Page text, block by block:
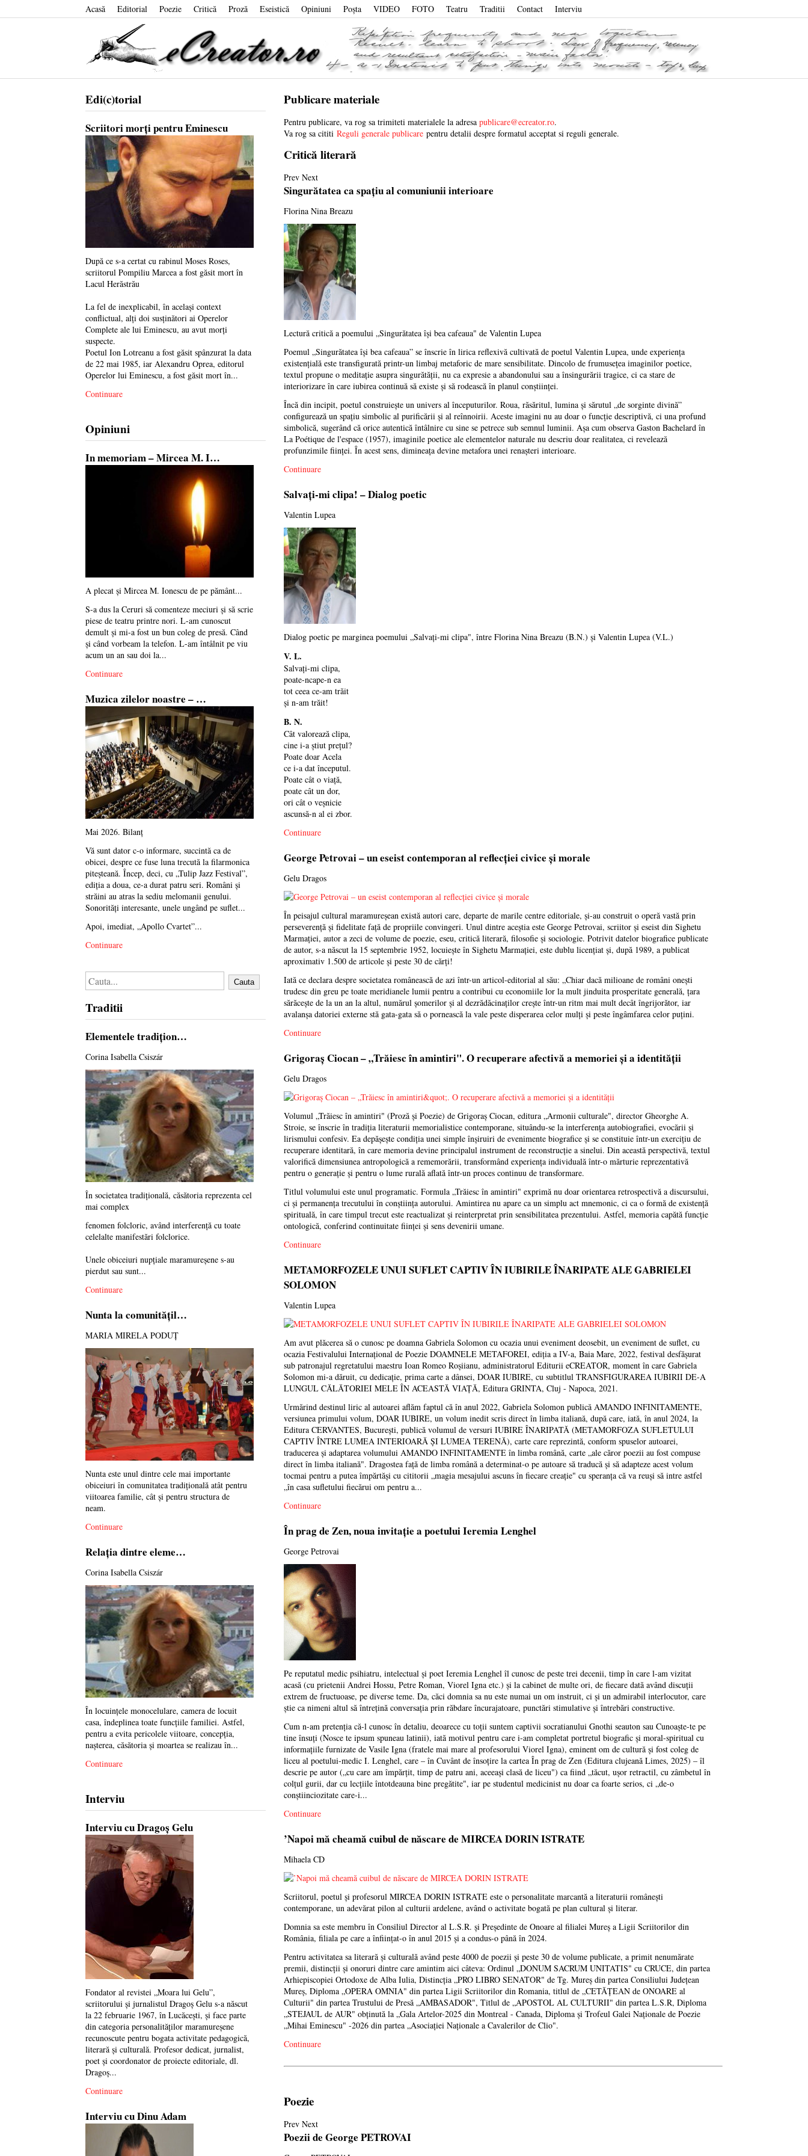
Acasă Editorial Poezie Critică Proză Eseistică Opiniuni Poşta VIDEO FOTO Teatru Traditii Contact Interviu
Edi(c)torial
Scriitori morți pentru Eminescu
După ce s-a certat cu rabinul Moses Roses,
scriitorul Pompiliu Marcea a fost găsit mort în
Lacul Herăstrău
La fel de inexplicabil, în același context
conflictual, alți doi susținători ai Operelor
Complete ale lui Eminescu, au avut morți
suspecte.
Poetul Ion Lotreanu a fost găsit spânzurat la data
de 22 mai 1985, iar Alexandru Oprea, editorul
Operelor lui Eminescu, a fost găsit mort în...
Continuare
Opiniuni
In memoriam – Mircea M. I…
A plecat și Mircea M. Ionescu de pe pământ...
S-a dus la Ceruri să comenteze meciuri și să scrie
piese de teatru printre nori. L-am cunoscut
demult și mi-a fost un bun coleg de presă. Când
și când vorbeam la telefon. L-am întâlnit pe viu
acum un an sau doi la...
Continuare
Muzica zilelor noastre – …
Mai 2026. Bilanț
Vă sunt dator c-o informare, succintă ca de
obicei, despre ce fuse luna trecută la filarmonica
piteșteană. Încep, deci, cu „Tulip Jazz Festival”,
ediția a doua, ce-a durat patru seri. Români și
străini au atras la sediu melomanii genului.
Sonorități interesante, unele ungând pe suflet...
Apoi, imediat, „Apollo Cvartet”...
Continuare
Cauta
Traditii
Elementele tradiţion…
Corina Isabella Csiszár
În societatea tradiţională, căsătoria reprezenta cel
mai complex
fenomen folcloric, având interferenţă cu toate
celelalte manifestări folclorice.
Unele obiceiuri nupţiale maramureşene s-au
pierdut sau sunt...
Continuare
Nunta la comunităţil…
MARIA MIRELA PODUȚ
Nunta este unul dintre cele mai importante
obiceiuri în comunitatea tradiţională atât pentru
viitoarea familie, cât şi pentru structura de
neam.
Continuare
Relația dintre eleme…
Corina Isabella Csiszár
În locuinţele monocelulare, camera de locuit
casa, îndeplinea toate funcţiile familiei. Astfel,
pentru a evita pericolele viitoare, concepţia,
naşterea, căsătoria şi moartea se realizau în...
Continuare
Interviu
Interviu cu Dragoș Gelu
Fondator al revistei „Moara lui Gelu”,
scriitorului și jurnalistul Dragoș Gelu s-a născut
la 22 februarie 1967, în Lucăcești, și face parte
din categoria personalităților maramureșene
recunoscute pentru bogata activitate pedagogică,
literară și culturală. Profesor dedicat, jurnalist,
poet și coordonator de proiecte editoriale, dl.
Dragoș...
Continuare
Interviu cu Dinu Adam
Publicare materiale
Pentru publicare, va rog sa trimiteti materialele la adresa publicare@ecreator.ro.
Va rog sa cititi Reguli generale publicare pentru detalii despre formatul acceptat si reguli generale.
Critică literară
Prev Next
Singurătatea ca spațiu al comuniunii interioare
Florina Nina Breazu
Lectură critică a poemului „Singurătatea își bea cafeaua" de Valentin Lupea
Poemul „Singurătatea își bea cafeaua” se înscrie în lirica reflexivă cultivată de poetul Valentin Lupea, unde experiența
existențială este transfigurată printr-un limbaj metaforic de mare sensibilitate. Dincolo de frumusețea imaginilor poetice,
textul propune o meditație asupra singurătății, nu ca expresie a abandonului sau a însingurării tragice, ci ca stare de
interiorizare în care iubirea continuă să existe și să rodească în planul conștiinței.
Încă din incipit, poetul construiește un univers al începuturilor. Roua, răsăritul, lumina și sărutul „de sorginte divină”
configurează un spațiu simbolic al purificării și al reînnoirii. Aceste imagini nu au doar o funcție descriptivă, ci una profund
simbolică, sugerând că orice autentică întâlnire cu sine se petrece sub semnul luminii. Așa cum observa Gaston Bachelard în
La Poétique de l'espace (1957), imaginile poetice ale elementelor naturale nu descriu doar realitatea, ci revelează
profunzimile ființei. În acest sens, dimineața devine metafora unei renașteri interioare.
Continuare
Salvați-mi clipa! – Dialog poetic
Valentin Lupea
Dialog poetic pe marginea poemului „Salvați-mi clipa", între Florina Nina Breazu (B.N.) și Valentin Lupea (V.L.)
V. L.
Salvați-mi clipa,
poate-ncape-n ea
tot ceea ce-am trăit
și n-am trăit!
B. N.
Cât valorează clipa,
cine i-a știut prețul?
Poate doar Acela
ce i-a dat începutul.
Poate cât o viață,
poate cât un dor,
ori cât o veșnicie
ascunsă-n al ei zbor.
Continuare
George Petrovai – un eseist contemporan al reflecției civice și morale
Gelu Dragos
În peisajul cultural maramureșean există autori care, departe de marile centre editoriale, și-au construit o operă vastă prin
perseverență și fidelitate față de propriile convingeri. Unul dintre aceștia este George Petrovai, scriitor și eseist din Sighetu
Marmației, autor a zeci de volume de poezie, eseu, critică literară, filosofie și sociologie. Potrivit datelor biografice publicate
de autor, s-a născut la 15 septembrie 1952, locuiește în Sighetu Marmației, este dublu licențiat și, după 1989, a publicat
aproximativ 1.500 de articole și peste 30 de cărți!
Iată ce declara despre societatea românească de azi într-un articol-editorial al său: „Chiar dacă milioane de români onești
trudesc din greu pe toate meridianele lumii pentru a contribui cu economiile lor la mult jinduita prosperitate generală, țara
sărăcește de la un an la altul, numărul șomerilor și al dezrădăcinaților crește într-un ritm mai mult decât îngrijorător, iar
avalanșa datoriei externe stă gata-gata să o pornească la vale peste disperarea celor mulți și peste îngâmfarea celor puțini.
Continuare
Grigoraș Ciocan – „Trăiesc în amintiri". O recuperare afectivă a memoriei și a identității
Gelu Dragos
Volumul „Trăiesc în amintiri" (Proză și Poezie) de Grigoraș Ciocan, editura „Armonii culturale", director Gheorghe A.
Stroie, se înscrie în tradiția literaturii memorialistice contemporane, situându-se la interferența autobiografiei, evocării și
lirismului confesiv. Ea depășește condiția unei simple înșiruiri de evenimente biografice și se constituie într-un exercițiu de
recuperare identitară, în care memoria devine principalul instrument de reconstrucție a sinelui. Din această perspectivă, textul
valorifică dimensiunea antropologică a rememorării, transformând experiența individuală într-o mărturie reprezentativă
pentru o generație și pentru o lume rurală aflată într-un proces continuu de transformare.
Titlul volumului este unul programatic. Formula „Trăiesc în amintiri" exprimă nu doar orientarea retrospectivă a discursului,
ci și permanența trecutului în conștiința autorului. Amintirea nu apare ca un simplu act mnemonic, ci ca o formă de existență
spirituală, în care timpul trecut este reactualizat și reinterpretat prin sensibilitatea prezentului. Astfel, memoria capătă funcție
ontologică, conferind continuitate ființei și sens devenirii umane.
Continuare
METAMORFOZELE UNUI SUFLET CAPTIV ÎN IUBIRILE ÎNARIPATE ALE GABRIELEI
SOLOMON
Valentin Lupea
Am avut plăcerea să o cunosc pe doamna Gabriela Solomon cu ocazia unui eveniment deosebit, un eveniment de suflet, cu
ocazia Festivalului Internațional de Poezie DOAMNELE METAFOREI, ediția a IV-a, Baia Mare, 2022, festival desfășurat
sub patronajul regretatului maestru Ioan Romeo Roșiianu, administratorul Editurii eCREATOR, moment în care Gabriela
Solomon mi-a dăruit, cu dedicație, prima carte a dânsei, DOAR IUBIRE, cu subtitlul TRANSFIGURAREA IUBIRII DE-A
LUNGUL CĂLĂTORIEI MELE ÎN ACEASTĂ VIAȚĂ, Editura GRINTA, Cluj - Napoca, 2021.
Urmărind destinul liric al autoarei aflăm faptul că în anul 2022, Gabriela Solomon publică AMANDO INFINITAMENTE,
versiunea primului volum, DOAR IUBIRE, un volum inedit scris direct în limba italiană, după care, iată, în anul 2024, la
Editura CERVANTES, București, publică volumul de versuri IUBIRE ÎNARIPATĂ (METAMORFOZA SUFLETULUI
CAPTIV ÎNTRE LUMEA INTERIOARĂ ȘI LUMEA TERENĂ), carte care reprezintă, conform spuselor autoarei,
traducerea și adaptarea volumului AMANDO INFINITAMENTE în limba română, carte „ale căror poezii au fost compuse
direct în limba italiană". Dragostea față de limba română a determinat-o pe autoare să traducă și să adapteze acest volum
tocmai pentru a putea împărtăși cu cititorii „magia mesajului ascuns în fiecare creație" cu speranța că va reuși să intre astfel
„în casa sufletului fiecărui om pentru a...
Continuare
În prag de Zen, noua invitație a poetului Ieremia Lenghel
George Petrovai
Pe reputatul medic psihiatru, intelectual și poet Ieremia Lenghel îl cunosc de peste trei decenii, timp în care l-am vizitat
acasă (cu prietenii Andrei Hossu, Petre Roman, Viorel Igna etc.) și la cabinet de multe ori, de fiecare dată având discuții
extrem de fructuoase, pe diverse teme. Da, căci domnia sa nu este numai un om instruit, ci și un admirabil interlocutor, care
știe ca nimeni altul să întrețină conversația prin răbdare încurajatoare, punctări stimulative și întrebări constructive.
Cum n-am pretenția că-l cunosc în detaliu, deoarece cu toții suntem captivii socratianului Gnothi seauton sau Cunoaște-te pe
tine însuți (Nosce te ipsum spuneau latinii), iată motivul pentru care i-am completat portretul biografic și moral-spiritual cu
informațiile furnizate de Vasile Igna (fratele mai mare al profesorului Viorel Igna), eminent om de cultură și fost coleg de
liceu al poetului-medic I. Lenghel, care – în Cuvânt de însoțire la cartea În prag de Zen (Editura clujeană Limes, 2025) – îl
descrie pe autor („cu care am împărțit, timp de patru ani, aceeași clasă de liceu") ca fiind „tăcut, ușor retractil, cu zâmbetul în
colțul gurii, dar cu lecțiile întotdeauna bine pregătite", iar pe studentul medicinist nu doar ca foarte serios, ci „de-o
conștiinciozitate care-i...
Continuare
’Napoi mă cheamă cuibul de născare de MIRCEA DORIN ISTRATE
Mihaela CD
Scriitorul, poetul și profesorul MIRCEA DORIN ISTRATE este o personalitate marcantă a literaturii românești
contemporane, un adevărat pilon al culturii ardelene, având o activitate bogată pe plan cultural și literar.
Domnia sa este membru în Consiliul Director al L.S.R. și Președinte de Onoare al filialei Mureș a Ligii Scriitorilor din
România, filiala pe care a înființat-o în anul 2015 și a condus-o până în 2024.
Pentru activitatea sa literară și culturală având peste 4000 de poezii și peste 30 de volume publicate, a primit nenumărate
premii, distincții și onoruri dintre care amintim aici câteva: Ordinul „DONUM SACRUM UNITATIS" cu CRUCE, din partea
Arhiepiscopiei Ortodoxe de Alba Iulia, Distincția „PRO LIBRO SENATOR" de Tg. Mureș din partea Consiliului Județean
Mureș, Diploma „OPERA OMNIA" din partea Ligii Scriitorilor din Romania, titlul de „CETĂȚEAN de ONOARE al
Culturii" din partea Trustului de Presă „AMBASADOR", Titlul de „APOSTOL AL CULTURII" din partea L.S.R, Diploma
„STEJAUL de AUR" obținută la „Gala Artelor-2025 din Montreal - Canada, Diploma și Trofeul Galei Naționale de Poezie
„Mihai Eminescu" -2026 din partea „Asociației Naționale a Cavalerilor de Clio".
Continuare
Poezie
Prev Next
Poezii de George PETROVAI